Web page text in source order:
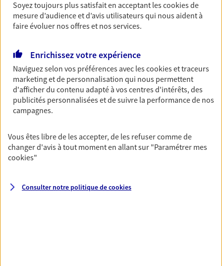
Garantie Accidents de la Vie
ou grande lectrice… personne n'est à l'abri d'un
accident du quotidien. Avec Ma Protection
Accident, protégez votre qualité de vie et vos
revenus.
Découvrir l'offre Garantie Accidents de la Vie
Multirisque Entreprise
unique pour protéger vos locaux, matériels pro,
Soyez toujours plus satisfait en acceptant lescookiesde
mesure d’audience et d’avis utilisateurs qui nous aident à
faire évoluer nos offres et nos services.
Enrichissez votre expérience
Naviguez selon vos préférences avec lescookies et traceurs
marketing et de personnalisation qui nous permettent
d'afficher du contenu adapté à vos centres d'intérêts, des
publicités personnalisées et de suivre la performance de nos
campagnes.
Vous êtes libre de les accepter, de les refuser comme de
changer d'avis à tout moment en allant sur "Paramétrer mes
cookies"
Consulter notre politique decookies